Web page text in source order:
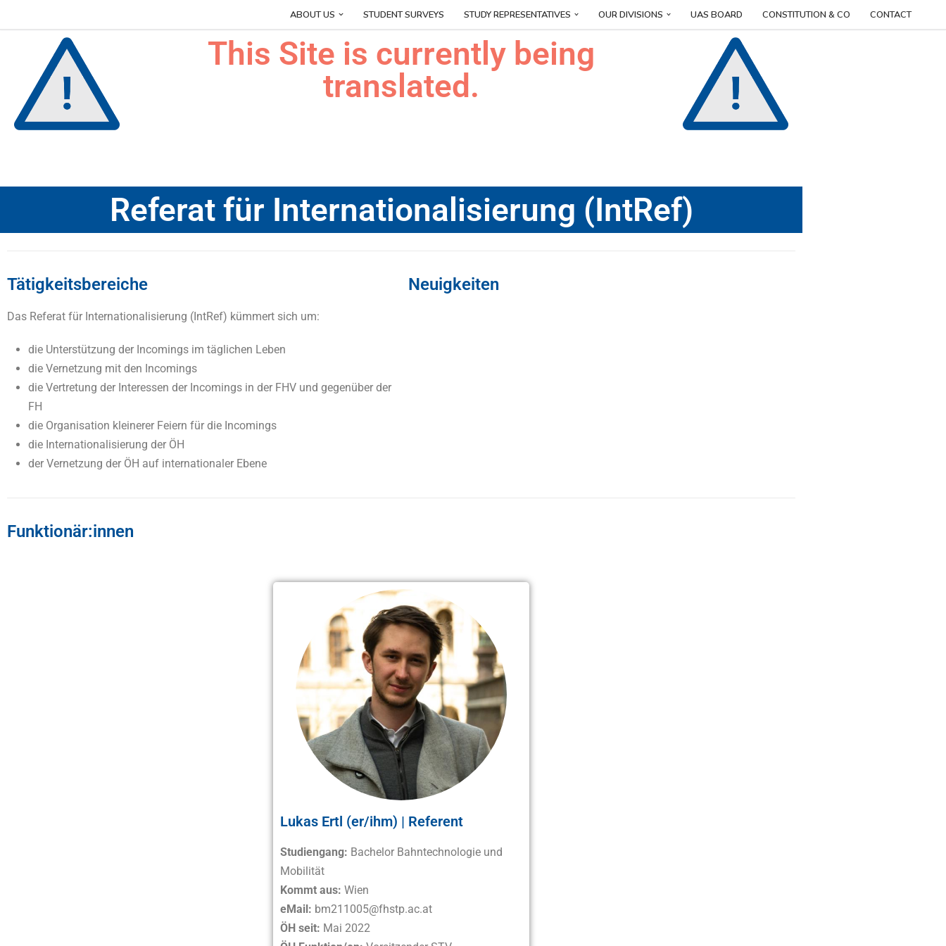
content
ABOUT US STUDENT SURVEYS STUDY REPRESENTATIVES OUR DIVISIONS UAS BOARD CONSTITUTION & CO CONTACT
This Site is currently being
translated.
Referat für Internationalisierung (IntRef)
Tätigkeitsbereiche
Das Referat für Internationalisierung (IntRef) kümmert sich um:
die Unterstützung der Incomings im täglichen Leben
die Vernetzung mit den Incomings
die Vertretung der Interessen der Incomings in der FHV und gegenüber der
FH
die Organisation kleinerer Feiern für die Incomings
die Internationalisierung der ÖH
der Vernetzung der ÖH auf internationaler Ebene
Neuigkeiten
Funktionär:innen
Lukas Ertl (er/ihm) | Referent
Studiengang: Bachelor Bahntechnologie und
Mobilität
Kommt aus: Wien
eMail: bm211005@fhstp.ac.at
ÖH seit: Mai 2022